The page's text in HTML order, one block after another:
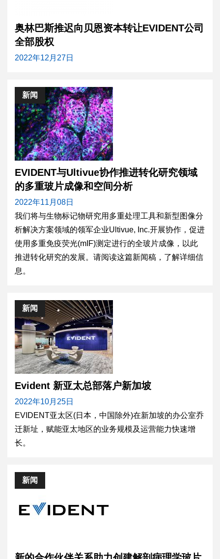
奥林巴斯推迟向贝恩资本转让EVIDENT公司
全部股权
2022年12月27日
新闻
EVIDENT与Ultivue协作推进转化研究领域
的多重玻片成像和空间分析
2022年11月08日
我们将与生物标记物研究用多重处理工具和新型图像分
析解决方案领域的领军企业Ultivue, Inc.开展协作，促进
使用多重免疫荧光(mIF)测定进行的全玻片成像，以此
推进转化研究的发展。请阅读这篇新闻稿，了解详细信
息。
新闻
Evident 新亚太总部落户新加坡
2022年10月25日
EVIDENT亚太区(日本，中国除外)在新加坡的办公室乔
迁新址，赋能亚太地区的业务规模及运营能力快速增
长。
新闻